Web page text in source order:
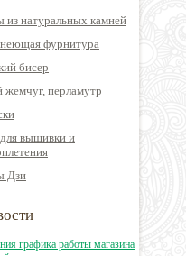
из натуральных камней
фурнитура
бисер
жемчуг, перламутр
вышивки и
Дзи
графика работы магазина